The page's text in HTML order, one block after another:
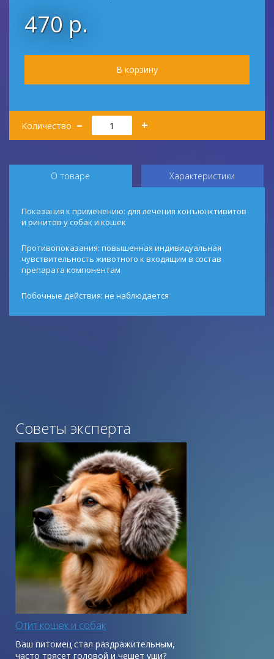
470 р.
Количество
Количество
– +
О товаре Характеристики
Показания к применению: для лечения конъюнктивитов
и ринитов у собак и кошек
Противопоказания: повышенная индивидуальная
чувствительность животного к входящим в состав
препарата компонентам
Побочные действия: не наблюдается
Советы эксперта
Отит кошек и собак
Ваш питомец стал раздражительным,
часто трясет головой и чешет уши?